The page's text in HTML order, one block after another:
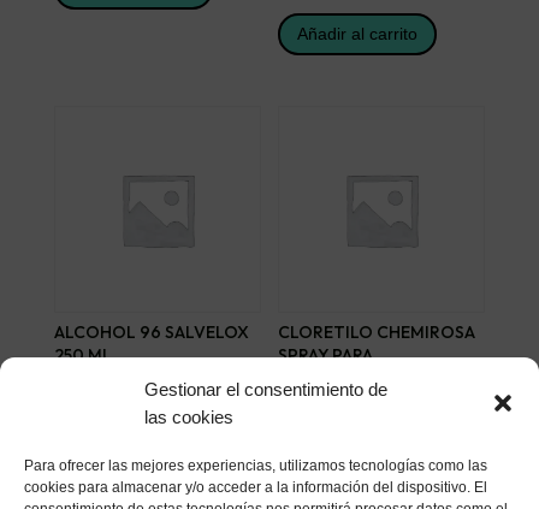
Gestionar el consentimiento de
las cookies
Para ofrecer las mejores experiencias, utilizamos tecnologías como las
cookies para almacenar y/o acceder a la información del dispositivo. El
Añadir al carrito
ALCOHOL 96 SALVELOX
250 ML
CLORETILO CHEMIROSA
SPRAY PARA
CRIOANESTESIA 100 G
Añadir al carrito